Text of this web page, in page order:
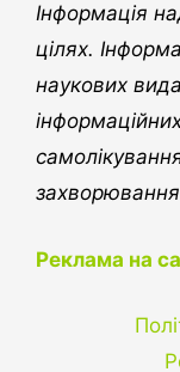
Інформація
цілях.
наукових
захворювання
Реклама на